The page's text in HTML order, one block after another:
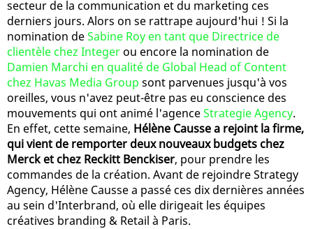
secteur de la communication et du marketing ces
derniers jours. Alors on se rattrape aujourd'hui ! Si la
nomination deSabine Roy en tant que Directrice de
clientèle chez Integer ou encore la nomination de
Damien Marchi en qualité de Global Head of Content
chez Havas Media Group sont parvenues jusqu'à vos
oreilles, vous n'avez peut-être pas eu conscience des
mouvements qui ont animé l'agenceStrategie Agency.
En effet, cette semaine, Hélène Causse a rejoint la firme,
qui vient de remporter deux nouveaux budgets chez
Merck et chez Reckitt Benckiser, pour prendre les
commandes de la création. Avant de rejoindre Strategy
Agency, Hélène Causse a passé ces dix dernières années
au sein d'Interbrand, où elle dirigeait les équipes
créatives branding & Retail à Paris.